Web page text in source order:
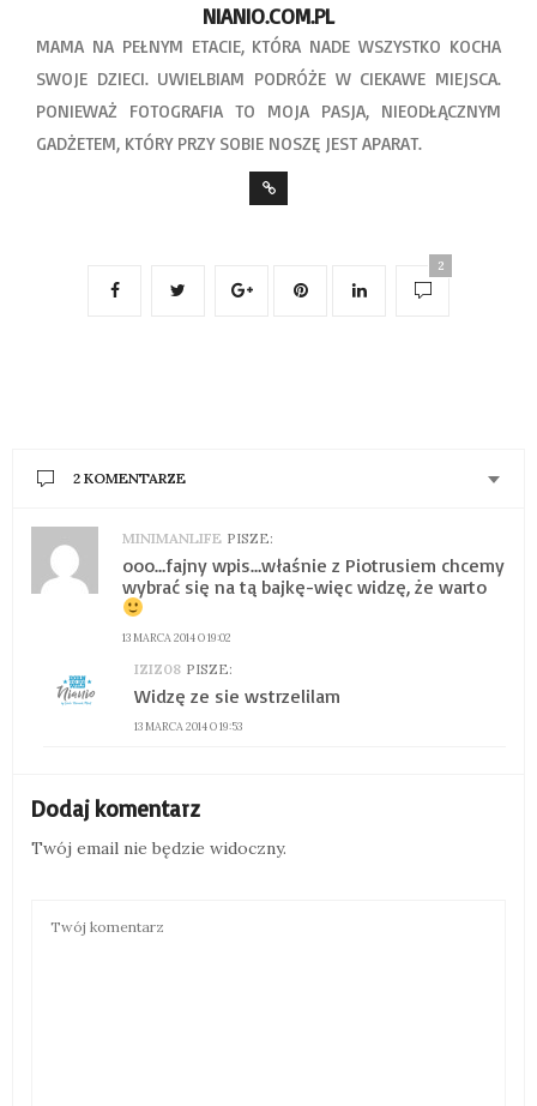
NIANIO.COM.PL
MAMA NA PEŁNYM ETACIE, KTÓRA NADE WSZYSTKO KOCHA
SWOJE DZIECI. UWIELBIAM PODRÓŻE W CIEKAWE MIEJSCA.
PONIEWAŻ FOTOGRAFIA TO MOJA PASJA, NIEODŁĄCZNYM
GADŻETEM, KTÓRY PRZY SOBIE NOSZĘ JEST APARAT.
2
2 KOMENTARZE
MINIMANLIFE PISZE:
13 MARCA 2014 O 19:02
ooo…fajny wpis…właśnie z Piotrusiem chcemy
wybrać się na tą bajkę-więc widzę, że warto
IZIZ08 PISZE:
13 MARCA 2014 O 19:53
Widzę ze sie wstrzelilam
Dodaj komentarz
Twój email nie będzie widoczny.